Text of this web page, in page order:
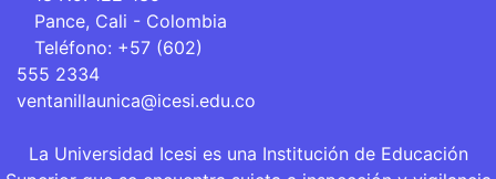
Pance, Cali - Colombia
Teléfono: +57 (602)
555 2334
ventanillaunica@icesi.edu.co
La Universidad Icesi es una Institución de Educación